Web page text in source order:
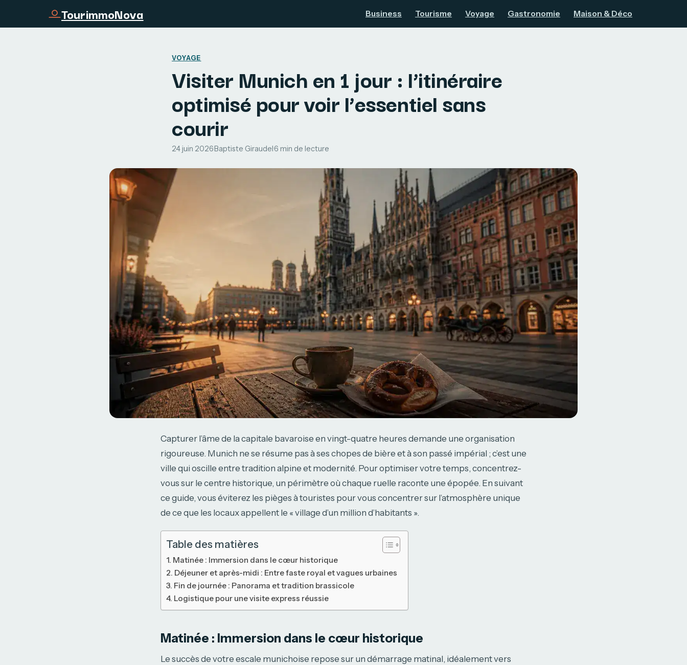
TourimmoNova Business Tourisme Voyage Gastronomie Maison & Déco
VOYAGE
Visiter Munich en 1 jour : l’itinéraire
optimisé pour voir l’essentiel sans
courir
24 juin 2026·Baptiste Giraudel ·6 min de lecture
Capturer l’âme de la capitale bavaroise en vingt-quatre heures demande une organisation
rigoureuse. Munich ne se résume pas à ses chopes de bière et à son passé impérial ; c’est une
ville qui oscille entre tradition alpine et modernité. Pour optimiser votre temps, concentrez-
vous sur le centre historique, un périmètre où chaque ruelle raconte une épopée. En suivant
ce guide, vous éviterez les pièges à touristes pour vous concentrer sur l’atmosphère unique
de ce que les locaux appellent le « village d’un million d’habitants ».
Table des matières
Matinée : Immersion dans le cœur historique
Déjeuner et après-midi : Entre faste royal et vagues urbaines
Fin de journée : Panorama et tradition brassicole
Logistique pour une visite express réussie
Matinée : Immersion dans le cœur historique
Le succès de votre escale munichoise repose sur un démarrage matinal, idéalement vers